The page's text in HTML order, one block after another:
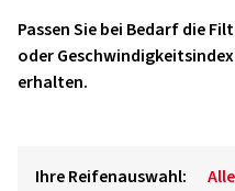
Passen Sie bei Bedarf die
oder
erhalten.
Ihre Reifenauswahl: Alle